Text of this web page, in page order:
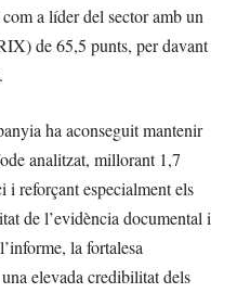
a líder del sector amb un
de 65,5 punts, per davant
ha aconseguit mantenir
analitzat, millorant 1,7
i reforçant especialment els
de l’evidència documental i
la fortalesa
elevada credibilitat dels